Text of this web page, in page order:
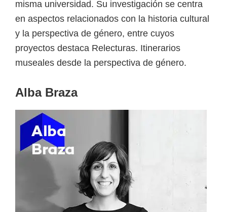
misma universidad. Su investigación se centra
en aspectos relacionados con la historia cultural
y la perspectiva de género, entre cuyos
proyectos destaca Relecturas. Itinerarios
museales desde la perspectiva de género.
Alba Braza